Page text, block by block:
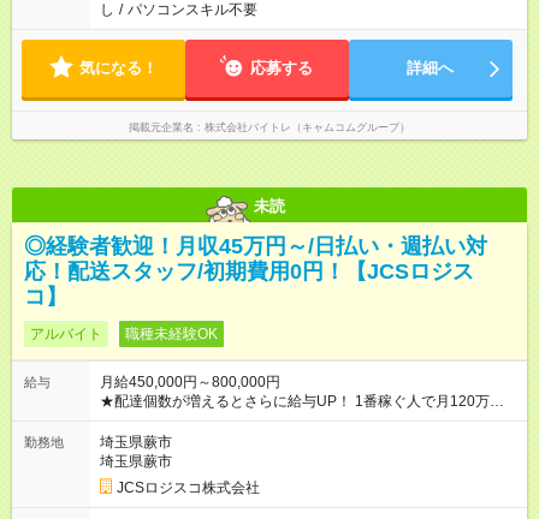
し / パソコンスキル不要
気になる！ 応募する 詳細へ
掲載元企業名 株式会社バイトレ（キャムコムグループ）
未読
◎経験者歓迎！月収45万円～/日払い・週払い対
応！配送スタッフ/初期費用0円！【JCSロジス
コ】
アルバイト 職種未経験OK
給与
月給450,000円～800,000円
★配達個数が増えるとさらに給与UP！ 1番稼ぐ人で月120万ほ
ど！ ・主要都市エリア 月収55万円／週5日稼働 月収65万~112
万円／週6日稼働 ・地方郊外エリア 月収40万円／週5日稼働 月
収40万円~50万円／週6日稼働 ＜モデルイメージ＞ ■月収50万
円 (27歳男性/江東区在住)※元建築関係 1日150個配達×25日勤務
(日休み) ■月収80万円(43歳男性/墨田区在住)※元営業 1日200個
勤務地
埼玉県蕨市
埼玉県蕨市
JCSロジスコ株式会社